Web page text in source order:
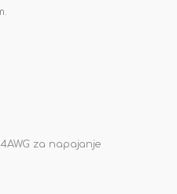
za napajanje